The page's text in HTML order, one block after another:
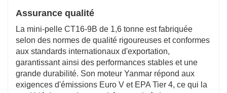
Assurance qualité
La mini-pelle CT16-9B de 1,6 tonne est fabriquée
selon des normes de qualité rigoureuses et conformes
aux standards internationaux d'exportation,
garantissant ainsi des performances stables et une
grande durabilité. Son moteur Yanmar répond aux
exigences d'émissions Euro V et EPA Tier 4, ce qui la